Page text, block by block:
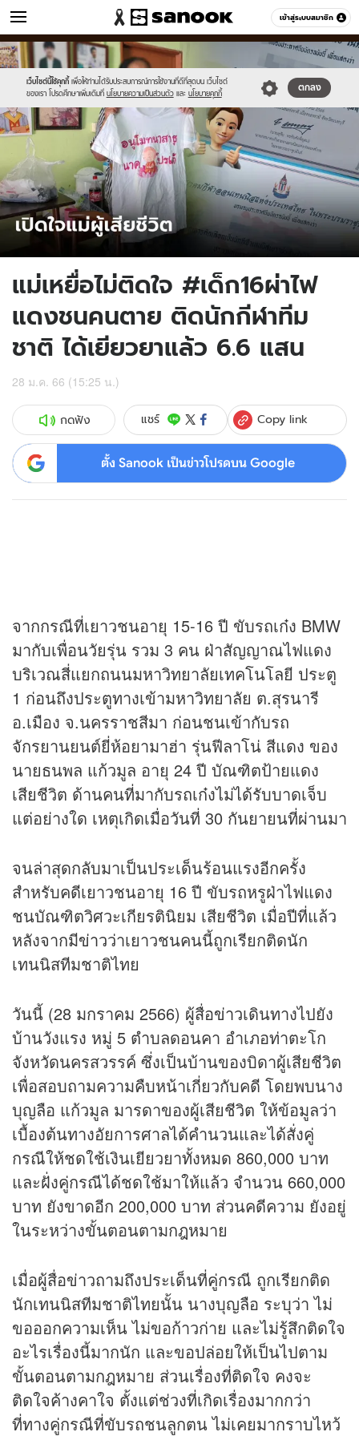
เข้าสู่ระบบสมาชิก
ข่าว หมวดอื่นๆ
เว็บไซต์นี้ใช้คุกกี้ เพื่อให้ท่านได้รับประสบการณ์การใช้งานที่ดีที่สุดบน เว็บไซต์
ของเรา โปรดศึกษาเพิ่มเติมที่ นโยบายความเป็นส่วนตัว และ นโยบายคุกกี้
ตกลง
Sanook
//s.isanook.com/sr/0/images/logo-
new-
sanook.png
600
60
//s.isanook.com/ns/0/ud/1751/8756178/108457.jpg
แม่เหยื่อไม่ติดใจ #เด็ก16ผ่าไฟ
แดงชนคนตาย ติดนักกีฬาทีม
ชาติ ได้เยียวยาแล้ว 6.6 แสน
28 ม.ค. 66 (15:25 น.)
กดฟัง แชร์ Copy link
ตั้ง Sanook เป็นข่าวโปรดบน Google
จากกรณีที่เยาวชนอายุ 15-16 ปี ขับรถเก๋ง BMW
มากับเพื่อนวัยรุ่น รวม 3 คน ฝ่าสัญญาณไฟแดง
บริเวณสี่แยกถนนมหาวิทยาลัยเทคโนโลยี ประตู
1 ก่อนถึงประตูทางเข้ามหาวิทยาลัย ต.สุรนารี
อ.เมือง จ.นครราชสีมา ก่อนชนเข้ากับรถ
จักรยานยนต์ยี่ห้อยามาฮ่า รุ่นฟีลาโน่ สีแดง ของ
นายธนพล แก้วมูล อายุ 24 ปี บัณฑิตป้ายแดง
เสียชีวิต ด้านคนที่มากับรถเก๋งไม่ได้รับบาดเจ็บ
แต่อย่างใด เหตุเกิดเมื่อวันที่ 30 กันยายนที่ผ่านมา
จนล่าสุดกลับมาเป็นประเด็นร้อนแรงอีกครั้ง
สำหรับคดีเยาวชนอายุ 16 ปี ขับรถหรูฝ่าไฟแดง
ชนบัณฑิตวิศวะเกียรตินิยม เสียชีวิต เมื่อปีที่แล้ว
หลังจากมีข่าวว่าเยาวชนคนนี้ถูกเรียกติดนัก
เทนนิสทีมชาติไทย
วันนี้ (28 มกราคม 2566) ผู้สื่อข่าวเดินทางไปยัง
บ้านวังแรง หมู่ 5 ตำบลดอนคา อำเภอท่าตะโก
จังหวัดนครสวรรค์ ซึ่งเป็นบ้านของบิดาผู้เสียชีวิต
เพื่อสอบถามความคืบหน้าเกี่ยวกับคดี โดยพบนาง
บุญลือ แก้วมูล มารดาของผู้เสียชีวิต ให้ข้อมูลว่า
เบื้องต้นทางอัยการศาลได้คำนวนและได้สั่งคู่
กรณีให้ชดใช้เงินเยียวยาทั้งหมด 860,000 บาท
และฝั่งคู่กรณีได้ชดใช้มาให้แล้ว จำนวน 660,000
บาท ยังขาดอีก 200,000 บาท ส่วนคดีความ ยังอยู่
ในระหว่างขั้นตอนตามกฎหมาย
เมื่อผู้สื่อข่าวถามถึงประเด็นที่คู่กรณี ถูกเรียกติด
นักเทนนิสทีมชาติไทยนั้น นางบุญลือ ระบุว่า ไม่
ขอออกความเห็น ไม่ขอก้าวก่าย และไม่รู้สึกติดใจ
อะไรเรื่องนี้มากนัก และขอปล่อยให้เป็นไปตาม
ขั้นตอนตามกฎหมาย ส่วนเรื่องที่ติดใจ คงจะ
ติดใจค้างคาใจ ตั้งแต่ช่วงที่เกิดเรื่องมากกว่า
ที่ทางคู่กรณีที่ขับรถชนลูกตน ไม่เคยมากราบไหว้